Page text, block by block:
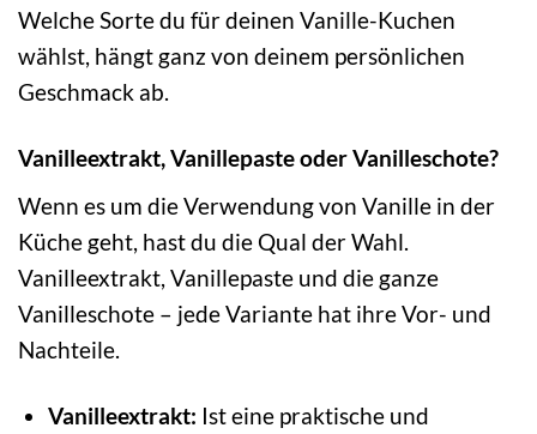
Welche Sorte du für deinen Vanille-Kuchen
wählst, hängt ganz von deinem persönlichen
Geschmack ab.
Vanilleextrakt, Vanillepaste oder Vanilleschote?
Wenn es um die Verwendung von Vanille in der
Küche geht, hast du die Qual der Wahl.
Vanilleextrakt, Vanillepaste und die ganze
Vanilleschote – jede Variante hat ihre Vor- und
Nachteile.
Vanilleextrakt: Ist eine praktische und